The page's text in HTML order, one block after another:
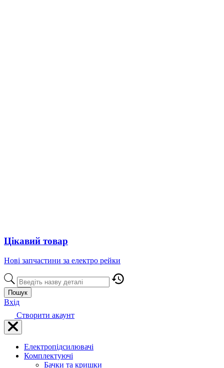
Цікавий товар
Нові запчастини за електро рейки
Пошук
Вхід
Створити акаунт
Електропідсилювачі
Комплектуючі
Бачки та кришки